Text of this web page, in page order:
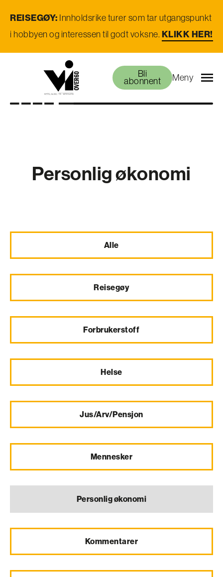
REISEGØY: Innholdsrike turer som tar utgangspunkt
i hobbyen og interessen til godt voksne. KLIKK HER!
Bli
abonnent Meny
Personlig økonomi
Alle
Reisegøy
Forbrukerstoff
Helse
Jus/Arv/Pensjon
Mennesker
Personlig økonomi
Kommentarer